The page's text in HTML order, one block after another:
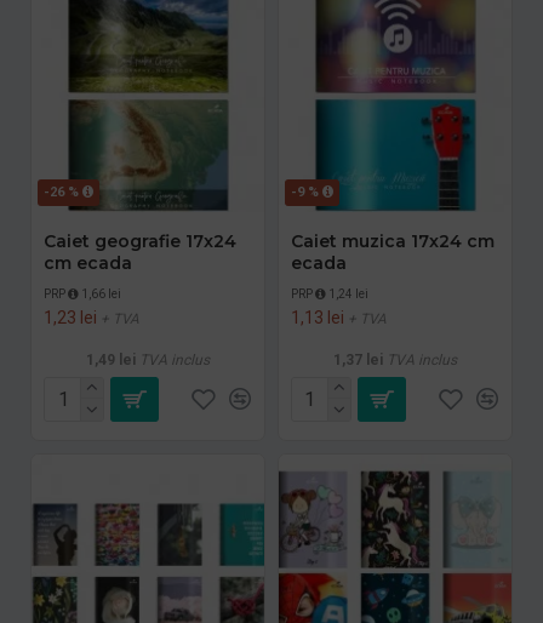
-26 %
Caiet geografie 17x24
cm ecada
PRP 1,66 lei
1,23 lei + TVA
1,49 lei TVA inclus
-9 %
Caiet muzica 17x24 cm
ecada
PRP 1,24 lei
1,13 lei + TVA
1,37 lei TVA inclus